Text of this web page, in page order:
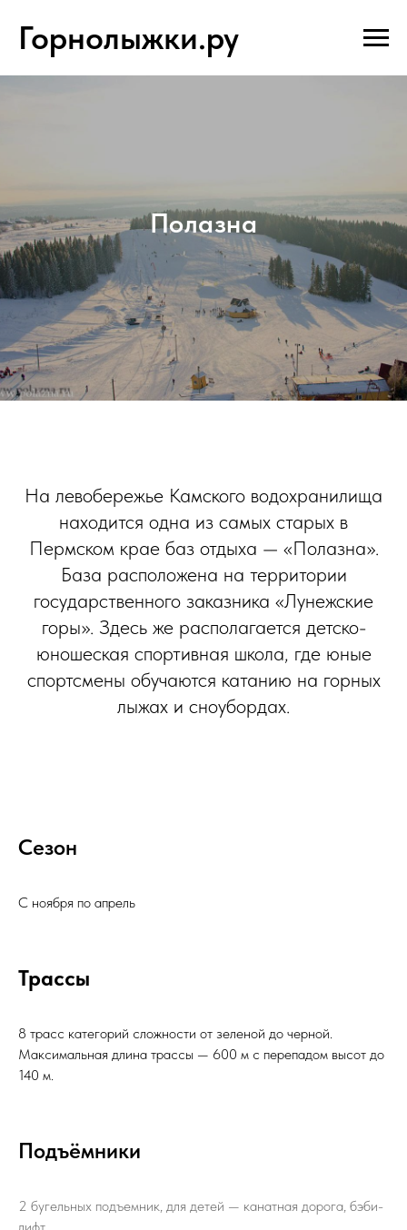
Горнолыжки.ру
Полазна
На левобережье Камского водохранилища
находится одна из самых старых в
Пермском крае баз отдыха — «Полазна».
База расположена на территории
государственного заказника «Лунежские
горы». Здесь же располагается детско-
юношеская спортивная школа, где юные
спортсмены обучаются катанию на горных
лыжах и сноубордах.
Сезон
С ноября по апрель
Трассы
8 трасс категорий сложности от зеленой до черной.
Максимальная длина трассы — 600 м с перепадом высот до
140 м.
Подъёмники
2 бугельных подъемник, для детей — канатная дорога, бэби-